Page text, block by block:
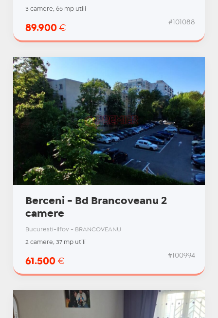
3 camere, 65 mp utili
89.900 €
#101088
Berceni - Bd Brancoveanu 2
camere
Bucuresti-Ilfov - BRANCOVEANU
2 camere, 37 mp utili
61.500 €
#100994